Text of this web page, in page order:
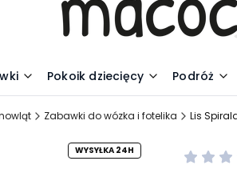
Pokoik dziecięcy Podróż
Zabawki do wózka i fotelika Lis
WYSYŁKA 24H